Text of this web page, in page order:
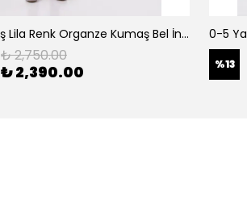
0-5 Yaş Lila Renk Organze Kumaş Bel İnci Kemerli Midi Boy Arkası Lastikli Abiye
₺ 2,750.00
₺ 2,390.00 %13